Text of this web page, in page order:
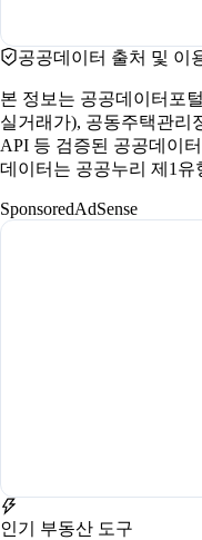
공공데이터 출처 및 이
본 정보는 공공데이터포
실거래가), 공동주택관리
API 등 검증된 공공데이
데이터는 공공누리 제1
SponsoredAdSense
인기 부동산 도구